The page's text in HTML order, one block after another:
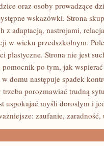
oraz osoby prowadzące
wskazówki. Strona
z adaptacją, nastrojami,
w wieku przedszkolnym.
plastyczne. Strona nie jest
pomocnik po tym, jak
w domu następuje spadek
porozmawiać trudną
uspokajać myśli dorosłym i
zaufanie,